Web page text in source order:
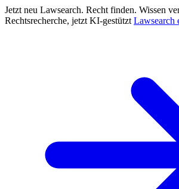
Jetzt neu Lawsearch. Recht finden. Wissen
Rechtsrecherche, jetzt KI-gestützt Lawsearch